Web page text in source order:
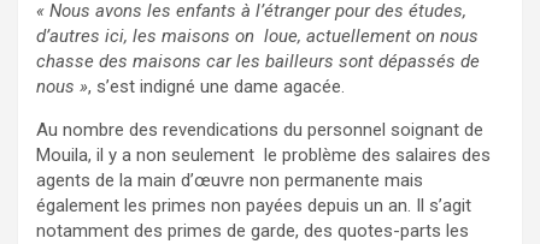
« Nous avons les enfants à l’étranger pour des études,
d’autres ici, les maisons on loue, actuellement on nous
chasse des maisons car les bailleurs sont dépassés de
nous », s’est indigné une dame agacée.
Au nombre des revendications du personnel soignant de
Mouila, il y a non seulement le problème des salaires des
agents de la main d’œuvre non permanente mais
également les primes non payées depuis un an. Il s’agit
notamment des primes de garde, des quotes-parts les